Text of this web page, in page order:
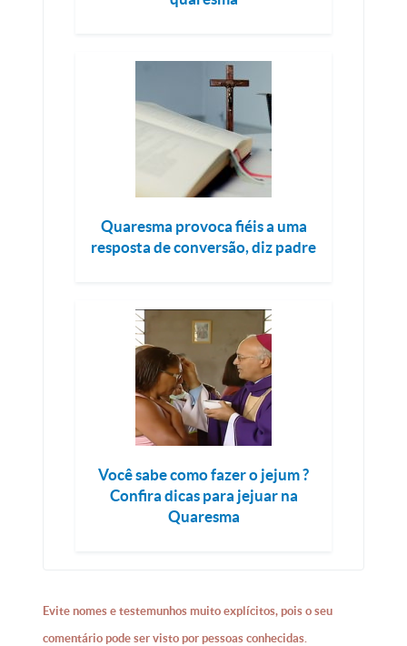
Quaresma provoca fiéis a uma
resposta de conversão, diz padre
Você sabe como fazer o jejum ?
Confira dicas para jejuar na
Quaresma
Evite nomes e testemunhos muito explícitos, pois o seu
comentário pode ser visto por pessoas conhecidas.